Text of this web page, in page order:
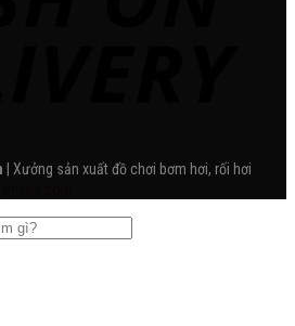
| Xưởng sản xuất đồ chơi bơm hơi, rối hơi